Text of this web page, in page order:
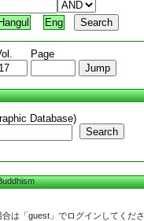
Hangul Eng
Page
Database)
Search
は「guest」でログインしてくださ